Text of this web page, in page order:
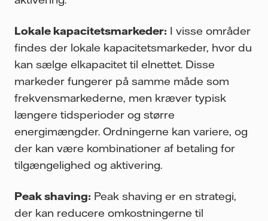
Lokale kapacitetsmarkeder: I visse områder
findes der lokale kapacitetsmarkeder, hvor du
kan sælge elkapacitet til elnettet. Disse
markeder fungerer på samme måde som
frekvensmarkederne, men kræver typisk
længere tidsperioder og større
energimængder. Ordningerne kan variere, og
der kan være kombinationer af betaling for
tilgængelighed og aktivering.
Peak shaving: Peak shaving er en strategi,
der kan reducere omkostningerne til